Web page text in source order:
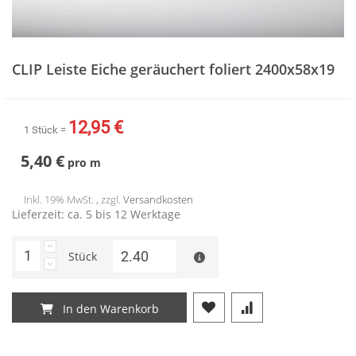
der
CLIP Leiste Eiche geräuchert foliert 2400x58x19
1 Stück = 12,95 €
5,40 € pro m
Inkl. 19% MwSt. , zzgl. Versandkosten
Lieferzeit: ca. 5 bis 12 Werktage
Stück
In den Warenkorb